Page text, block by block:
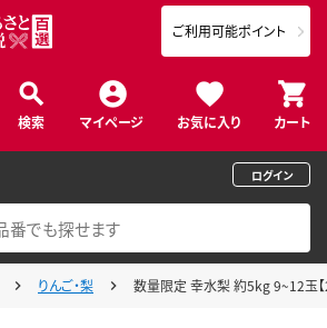
検索 マイページ お気に入り カート
ご利用可能ポイント
ログイン
りんご・梨 数量限定 幸水梨 約5kg 9~12玉